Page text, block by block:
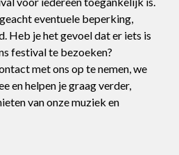
eventuele beperking,
Heb je het gevoel dat er iets is
festival te bezoeken?
met ons op te nemen, we
en helpen je graag verder,
van onze muziek en